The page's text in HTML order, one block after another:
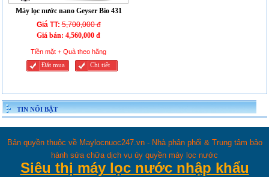
Máy lọc nước nano Geyser Bio 431
Giá TT: 5,700,000 đ
Giá bán: 4,560,000 đ
Tiền mặt + Quà theo hãng
Đăt mua Chi tiết
TIN NỔI BẬT
Bản quyền thuộc về Maylocnuoc247.vn - Nhà phân phối & Trung tâm bảo
hành sửa chữa dịch vụ ủy quyền máy lọc nước
Siêu thị máy lọc nước nhập khẩu